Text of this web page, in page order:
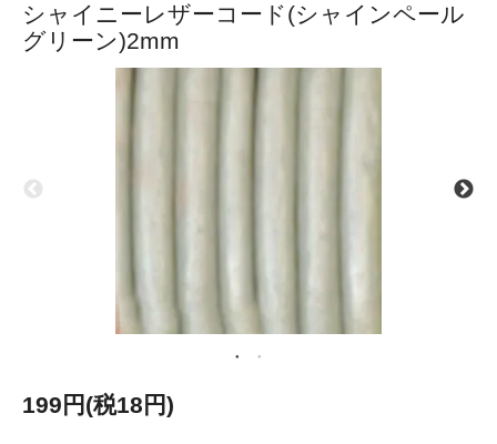
シャイニーレザーコード(シャインペール
グリーン)2mm
199円(税18円)